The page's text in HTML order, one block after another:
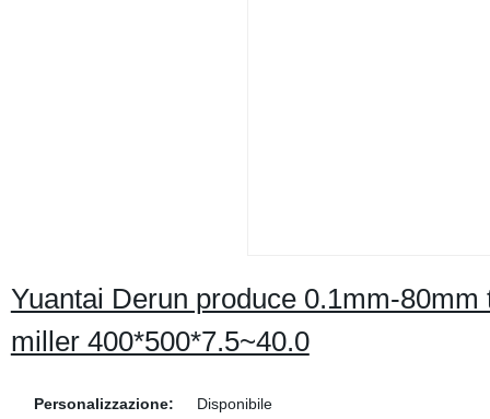
Yuantai Derun produce 0.1mm-
miller 400*500*7.5~40.0
Personalizzazione:
Disponibile